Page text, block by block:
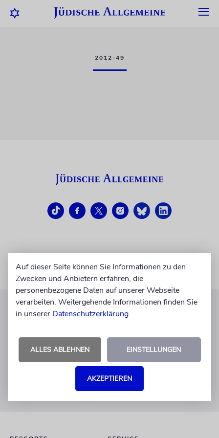
2012-49
KUNDENSERVICE
+49 30 275833 0
Mo-Do 9-17 Uhr
verlag@juedische-allgemeine.de
redaktion@juedische-allgemeine.de
Auf dieser Seite können Sie Informationen zu den
Zwecken und Anbietern erfahren, die
personenbezogene Daten auf unserer Webseite
verarbeiten. Weitergehende Informationen finden Sie
in unserer Datenschutzerklärung.
ALLES ABLEHNEN EINSTELLUNGEN
AKZEPTIEREN